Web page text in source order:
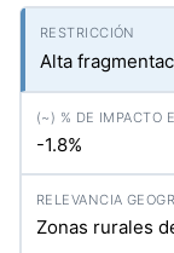
Alta
-1.8%
Zonas rurales